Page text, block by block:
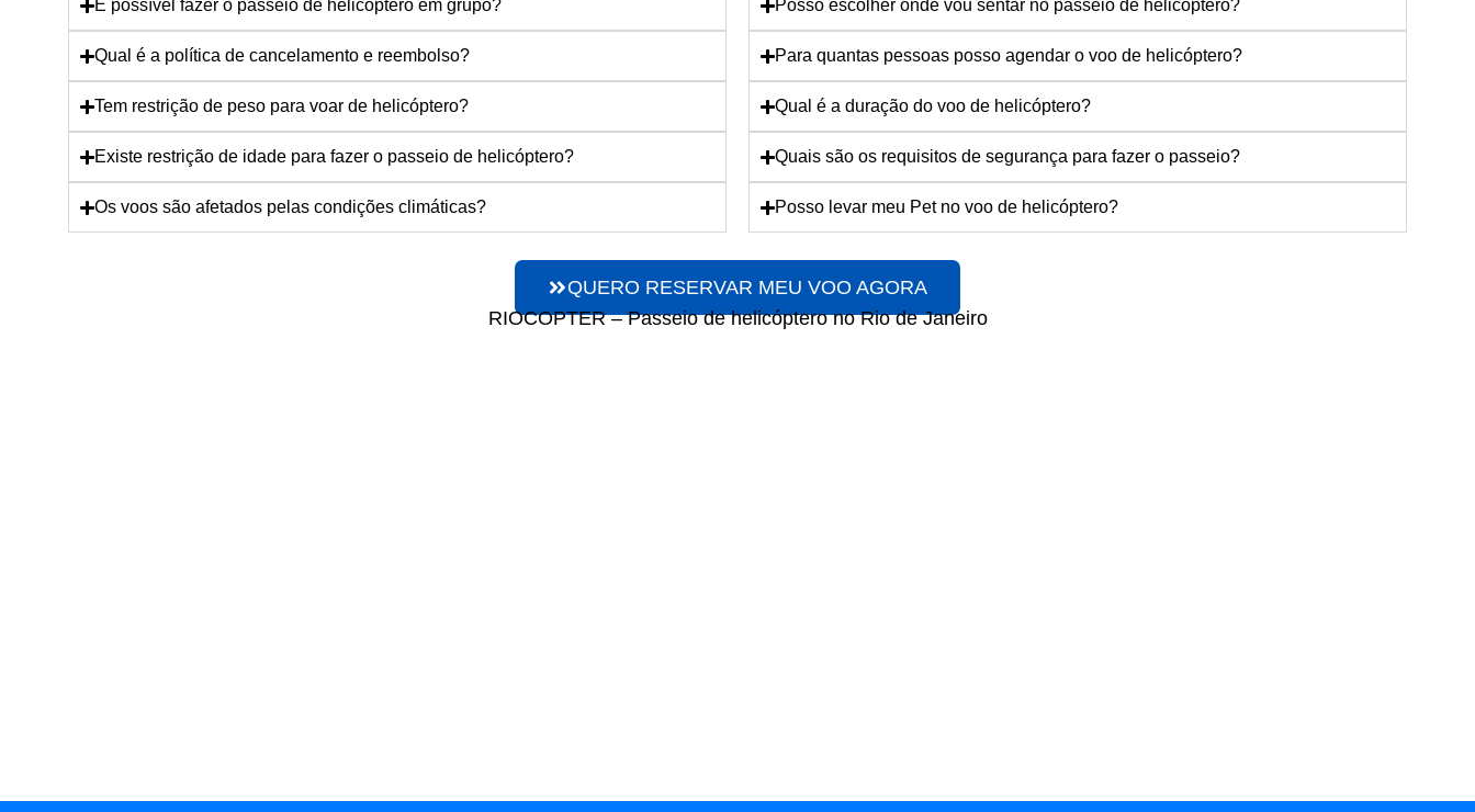
É possível fazer o passeio de helicóptero em grupo?
Qual é a política de cancelamento e reembolso?
Tem restrição de peso para voar de helicóptero?
Existe restrição de idade para fazer o passeio de helicóptero?
Os voos são afetados pelas condições climáticas?
Posso escolher onde vou sentar no passeio de helicóptero?
Para quantas pessoas posso agendar o voo de helicóptero?
Qual é a duração do voo de helicóptero?
Quais são os requisitos de segurança para fazer o passeio?
Posso levar meu Pet no voo de helicóptero?
QUERO RESERVAR MEU VOO AGORA
RIOCOPTER – Passeio de helicóptero no Rio de Janeiro